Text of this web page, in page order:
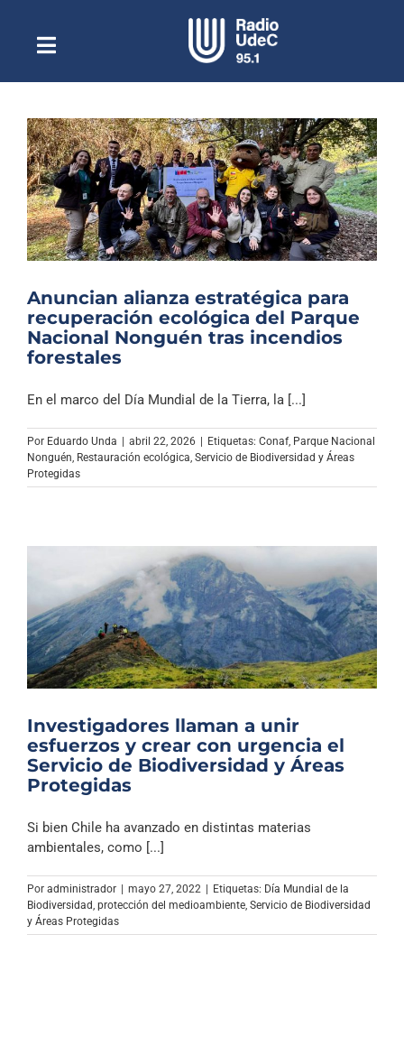
contenidoToggle
NavigationEscuchar Radio UdeC en vivo
Quiénes Somos
Programación
Podcast
Noticias
Columnas
Música Clásica
Anuncian alianza estratégica para
recuperación ecológica del Parque
Nacional Nonguén tras incendios
forestales
En el marco del Día Mundial de la Tierra, la [...]
Por Eduardo Unda | abril 22, 2026 | Etiquetas: Conaf, Parque Nacional
Nonguén Restauración ecológica Servicio de Biodiversidad y Áreas
Protegidas
Investigadores llaman a unir
esfuerzos y crear con urgencia el
Servicio de Biodiversidad y Áreas
Protegidas
Si bien Chile ha avanzado en distintas materias
ambientales, como [...]
Por administrador | mayo 27, 2022 | Etiquetas: Día Mundial de la
Biodiversidad protección del medioambiente Servicio de Biodiversidad
y Áreas Protegidas